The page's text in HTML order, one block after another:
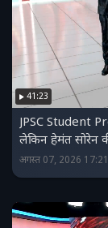
41:23
JPSC Student
लेकिन हेमंत सोरेन
अगस्त 07, 2026